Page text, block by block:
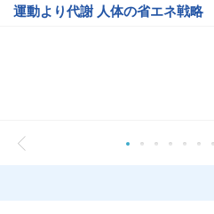
運動より代謝 人体の省エネ戦略